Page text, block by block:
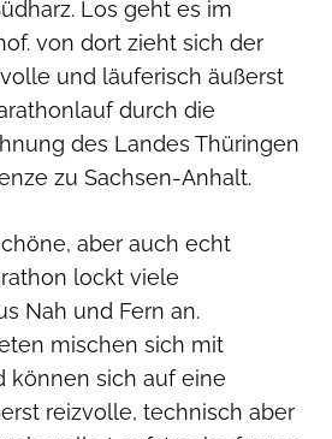
Los geht es im
von dort zieht sich der
und läuferisch äußerst
durch die
des Landes Thüringen
zu Sachsen-Anhalt.
aber auch echt
lockt viele
Nah und Fern an.
mischen sich mit
können sich auf eine
reizvolle, technisch aber